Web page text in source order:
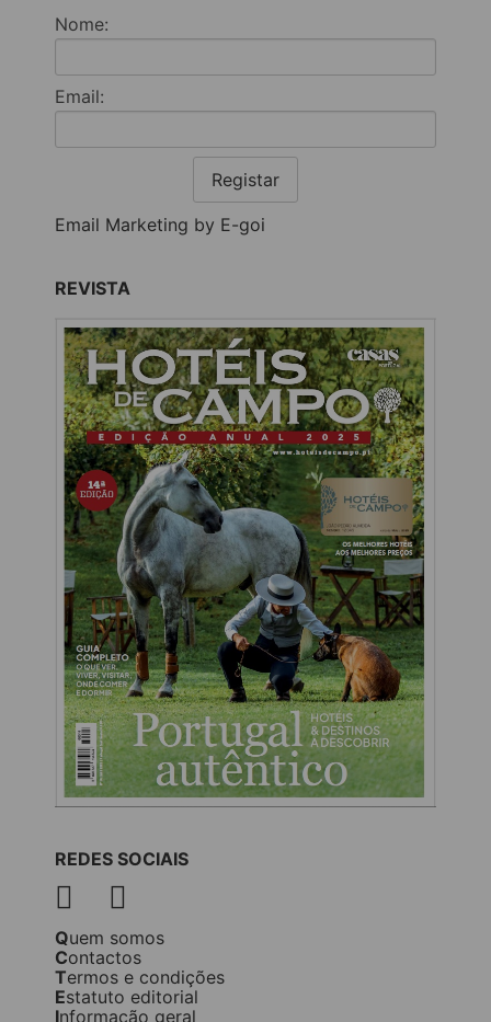
Nome:
Email:
Registar
Email Marketing by E-goi
REVISTA
REDES SOCIAIS
Quem somos
Contactos
Termos e condições
Estatuto editorial
Informação geral